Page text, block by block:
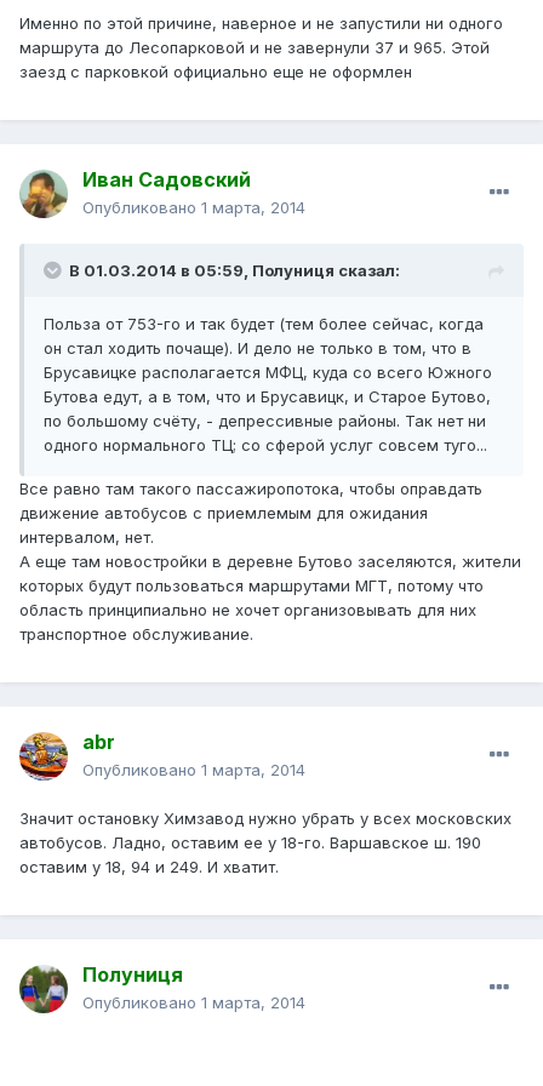
Именно по этой причине, наверное и не запустили ни одного
маршрута до Лесопарковой и не завернули 37 и 965. Этой
заезд с парковкой официально еще не оформлен
Иван Садовский
Опубликовано 1 марта, 2014
В 01.03.2014 в 05:59, Полуниця сказал:
Польза от 753-го и так будет (тем более сейчас, когда
он стал ходить почаще). И дело не только в том, что в
Брусавицке располагается МФЦ, куда со всего Южного
Бутова едут, а в том, что и Брусавицк, и Старое Бутово,
по большому счёту, - депрессивные районы. Так нет ни
одного нормального ТЦ; со сферой услуг совсем туго...
Все равно там такого пассажиропотока, чтобы оправдать
движение автобусов с приемлемым для ожидания
интервалом, нет.
А еще там новостройки в деревне Бутово заселяются, жители
которых будут пользоваться маршрутами МГТ, потому что
область принципиально не хочет организовывать для них
транспортное обслуживание.
abr
Опубликовано 1 марта, 2014
Значит остановку Химзавод нужно убрать у всех московских
автобусов. Ладно, оставим ее у 18-го. Варшавское ш. 190
оставим у 18, 94 и 249. И хватит.
Полуниця
Опубликовано 1 марта, 2014